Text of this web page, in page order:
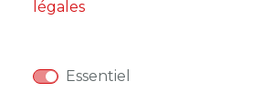
légales
Essentiel